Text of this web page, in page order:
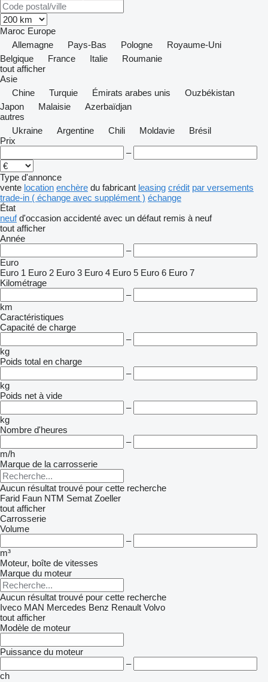
Maroc Europe
Allemagne
Pays-Bas Pologne
Royaume-Uni
Belgique
France Italie
Roumanie
tout afficher
Asie
Chine
Turquie Émirats arabes unis
Ouzbékistan
Japon
Malaisie
Azerbaïdjan
autres
Ukraine
Argentine Chili Moldavie
Brésil
Prix
–
Type d'annonce
vente location enchère du fabricant leasing crédit par versements
trade-in ( échange avec supplément ) échange
État
neuf d'occasion accidenté avec un défaut remis à neuf
tout afficher
Année
–
Euro
Euro 1 Euro 2 Euro 3 Euro 4 Euro 5 Euro 6 Euro 7
Kilométrage
–
km
Caractéristiques
Capacité de charge
–
kg
Poids total en charge
–
kg
Poids net à vide
–
kg
Nombre d'heures
–
m/h
Marque de la carrosserie
Aucun résultat trouvé pour cette recherche
Farid Faun NTM Semat Zoeller
tout afficher
Carrosserie
Volume
–
m³
Moteur, boîte de vitesses
Marque du moteur
Aucun résultat trouvé pour cette recherche
Iveco MAN Mercedes Benz Renault Volvo
tout afficher
Modèle de moteur
Puissance du moteur
–
ch